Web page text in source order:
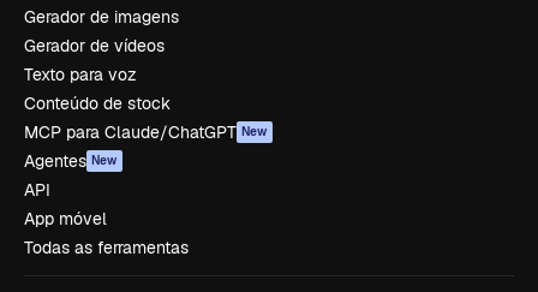
Gerador de imagens
Gerador de vídeos
Texto para voz
Conteúdo de stock
MCP para Claude/ChatGPT New
Agentes New
API
App móvel
Todas as ferramentas